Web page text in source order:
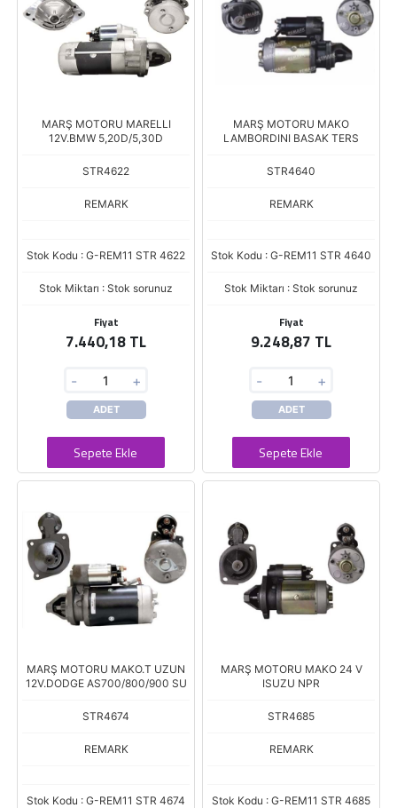
MARŞ MOTORU MARELLI
12V.BMW 5,20D/5,30D
STR4622
REMARK
Stok Kodu : G-REM11 STR 4622
Stok Miktarı : Stok sorunuz
Fiyat
7.440,18 TL
- +
ADET
Sepete Ekle
MARŞ MOTORU MAKO
LAMBORDINI BASAK TERS
STR4640
REMARK
Stok Kodu : G-REM11 STR 4640
Stok Miktarı : Stok sorunuz
Fiyat
9.248,87 TL
- +
ADET
Sepete Ekle
MARŞ MOTORU MAKO.T UZUN
12V.DODGE AS700/800/900 SU
STR4674
REMARK
Stok Kodu : G-REM11 STR 4674
MARŞ MOTORU MAKO 24 V
ISUZU NPR
STR4685
REMARK
Stok Kodu : G-REM11 STR 4685